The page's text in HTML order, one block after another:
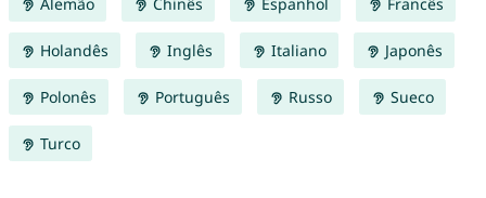
Holandês Inglês Italiano Japonês
Polonês Português Russo Sueco
Turco